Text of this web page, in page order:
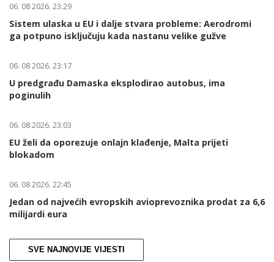
06. 08 2026. 23:29
Sistem ulaska u EU i dalje stvara probleme: Aerodromi
ga potpuno isključuju kada nastanu velike gužve
06. 08 2026. 23:17
U predgrađu Damaska eksplodirao autobus, ima
poginulih
06. 08 2026. 23:03
EU želi da oporezuje onlajn klađenje, Malta prijeti
blokadom
06. 08 2026. 22:45
Jedan od najvećih evropskih avioprevoznika prodat za 6,6
milijardi eura
SVE NAJNOVIJE VIJESTI